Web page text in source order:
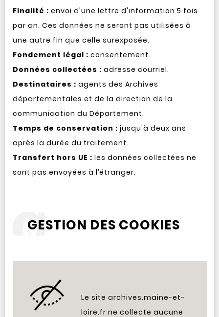
Finalité : envoi d'une lettre d'information 5 fois
par an. Ces données ne seront pas utilisées à
une autre fin que celle surexposée.
Fondement légal : consentement.
Données collectées : adresse courriel.
Destinataires : agents des Archives
départementales et de la direction de la
communication du Département.
Temps de conservation : jusqu'à deux ans
après la durée du traitement.
Transfert hors UE : les données collectées ne
sont pas envoyées à l’étranger.
GESTION DES COOKIES
Le site archives.maine-et-
loire.fr ne collecte aucune